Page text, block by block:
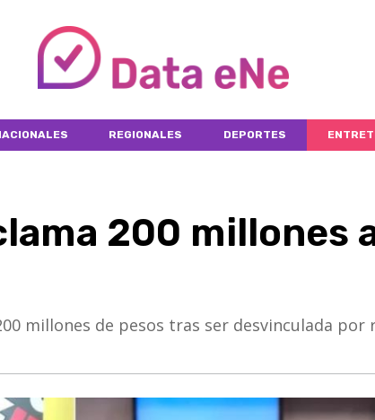
REGIONALES DEPORTES
200 millones
millones de pesos tras ser desvinculada por